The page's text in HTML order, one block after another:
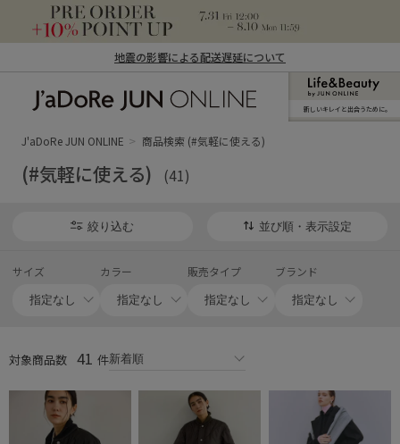
地震の影響による配送遅延について
ン オンライン）
新しいキレイと出合うために。
J'aDoRe JUN ONLINE 商品検索 (#気軽に使える)
(#気軽に使える) (41)
絞り込む 並び順・表示設定
サイズ カラー 販売タイプ ブランド
対象商品数 41 件